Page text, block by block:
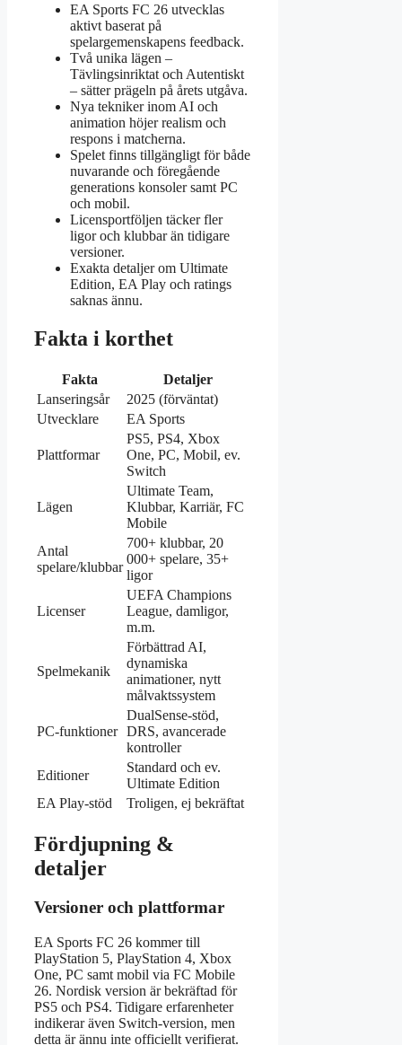
EA Sports FC 26 utvecklas
aktivt baserat på
spelargemenskapens feedback.
Två unika lägen –
Tävlingsinriktat och Autentiskt
– sätter prägeln på årets utgåva.
Nya tekniker inom AI och
animation höjer realism och
respons i matcherna.
Spelet finns tillgängligt för både
nuvarande och föregående
generations konsoler samt PC
och mobil.
Licensportföljen täcker fler
ligor och klubbar än tidigare
versioner.
Exakta detaljer om Ultimate
Edition, EA Play och ratings
saknas ännu.
Fakta i korthet
Fakta
Detaljer
Lanseringsår
2025 (förväntat)
Utvecklare
EA Sports
Plattformar
PS5, PS4, Xbox
One, PC, Mobil, ev.
Switch
Lägen
Ultimate Team,
Klubbar, Karriär, FC
Mobile
Antal
spelare/klubbar
700+ klubbar, 20
000+ spelare, 35+
ligor
Licenser
UEFA Champions
League, damligor,
m.m.
Spelmekanik
Förbättrad AI,
dynamiska
animationer, nytt
målvaktssystem
PC-funktioner
DualSense-stöd,
DRS, avancerade
kontroller
Editioner
Standard och ev.
Ultimate Edition
EA Play-stöd
Troligen, ej bekräftat
Fördjupning &
detaljer
Versioner och plattformar
EA Sports FC 26 kommer till
PlayStation 5, PlayStation 4, Xbox
One, PC samt mobil via FC Mobile
26. Nordisk version är bekräftad för
PS5 och PS4. Tidigare erfarenheter
indikerar även Switch-version, men
detta är ännu inte officiellt verifierat.